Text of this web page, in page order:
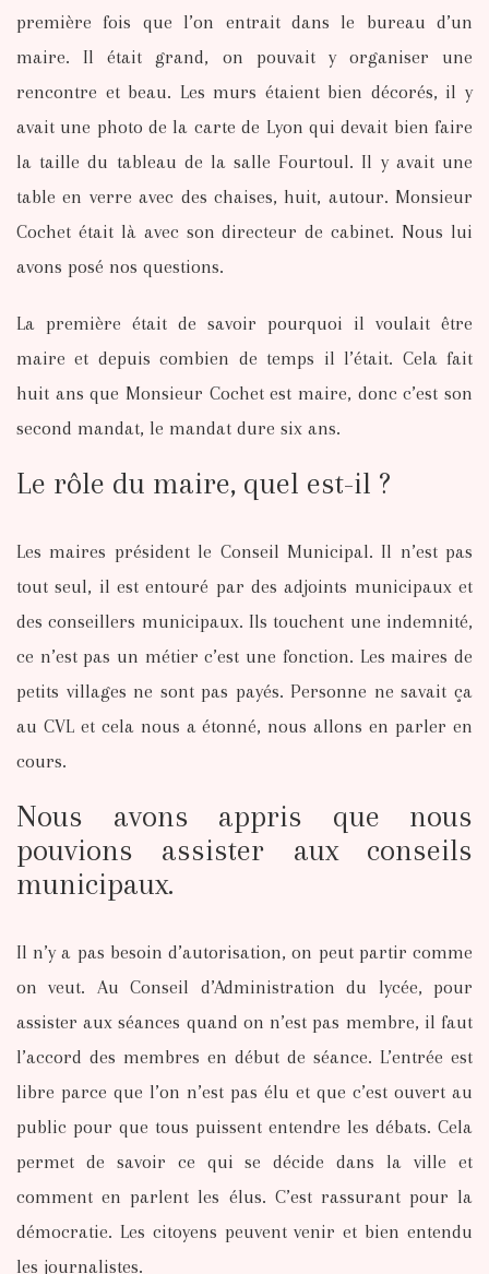
première fois que l’on entrait dans le bureau d’un
maire. Il était grand, on pouvait y organiser une
rencontre et beau. Les murs étaient bien décorés, il y
avait une photo de la carte de Lyon qui devait bien faire
la taille du tableau de la salle Fourtoul. Il y avait une
table en verre avec des chaises, huit, autour. Monsieur
Cochet était là avec son directeur de cabinet. Nous lui
avons posé nos questions.
La première était de savoir pourquoi il voulait être
maire et depuis combien de temps il l’était. Cela fait
huit ans que Monsieur Cochet est maire, donc c’est son
second mandat, le mandat dure six ans.
Le rôle du maire, quel est-il ?
Les maires président le Conseil Municipal. Il n’est pas
tout seul, il est entouré par des adjoints municipaux et
des conseillers municipaux. Ils touchent une indemnité,
ce n’est pas un métier c’est une fonction. Les maires de
petits villages ne sont pas payés. Personne ne savait ça
au CVL et cela nous a étonné, nous allons en parler en
cours.
Nous avons appris que nous
pouvions assister aux conseils
municipaux.
Il n’y a pas besoin d’autorisation, on peut partir comme
on veut. Au Conseil d’Administration du lycée, pour
assister aux séances quand on n’est pas membre, il faut
l’accord des membres en début de séance. L’entrée est
libre parce que l’on n’est pas élu et que c’est ouvert au
public pour que tous puissent entendre les débats. Cela
permet de savoir ce qui se décide dans la ville et
comment en parlent les élus. C’est rassurant pour la
démocratie. Les citoyens peuvent venir et bien entendu
les journalistes.